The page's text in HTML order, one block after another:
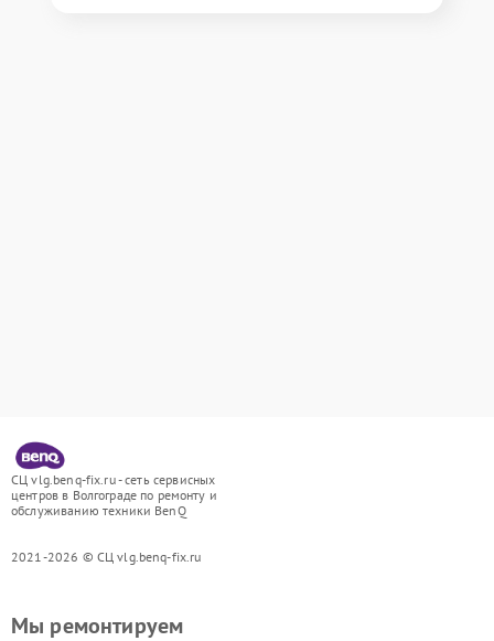
СЦ vlg.benq-fix.ru - сеть сервисных
центров в Волгограде по ремонту и
обслуживанию техники BenQ
2021-2026 © СЦ vlg.benq-fix.ru
Мы ремонтируем